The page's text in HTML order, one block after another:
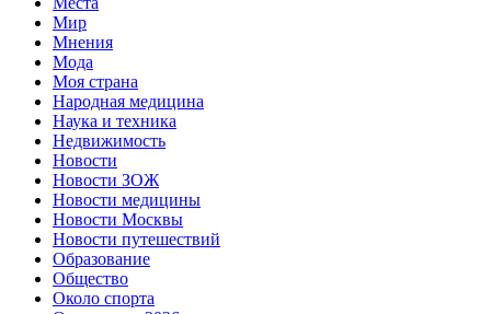
Мир
Мнения
Мода
Моя страна
Народная медицина
Наука и техника
Недвижимость
Новости
Новости ЗОЖ
Новости медицины
Новости Москвы
Новости путешествий
Образование
Общество
Около спорта